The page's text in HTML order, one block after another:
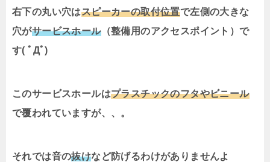
右下の丸い穴はスピーカーの取付位置で左側の大きな
穴がサービスホール（整備用のアクセスポイント）で
す( ﾟДﾟ)
このサービスホールはプラスチックのフタやビニール
で覆われていますが、、。
それでは音の抜けなど防げるわけがありませんよ